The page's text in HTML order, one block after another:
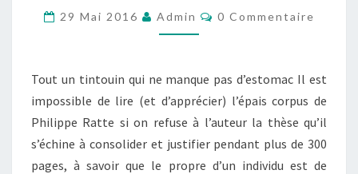
OU
L’ACCÈS
SOI
29 Mai 2016 Admin Commentaires
0 Commentaire
Tout un tintouin qui ne manque pas d’estomac Il est
impossible de lire (et d’apprécier) l’épais corpus de
Philippe Ratte si on refuse à l’auteur la thèse qu’il
s’échine à consolider et justifier pendant plus de 300
pages, à savoir que le propre d’un individu est de